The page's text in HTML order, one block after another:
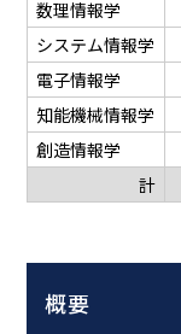
数理情報学
システム情報学
電子情報学
知能機械情報学
創造情報学
計
概要